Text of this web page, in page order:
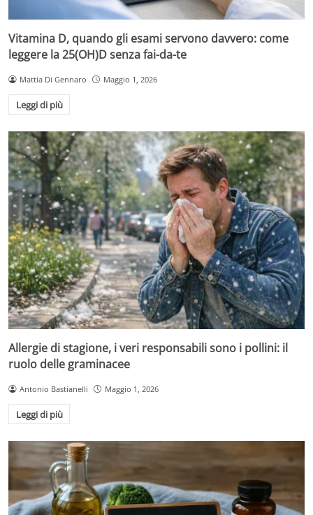
Vitamina D, quando gli esami servono davvero: come
leggere la 25(OH)D senza fai-da-te
Mattia Di Gennaro Maggio 1, 2026
Leggi di più
Allergie di stagione, i veri responsabili sono i pollini: il
ruolo delle graminacee
Antonio Bastianelli Maggio 1, 2026
Leggi di più